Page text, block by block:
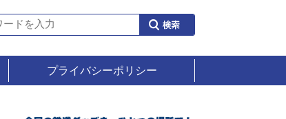
プライバシーポリシー